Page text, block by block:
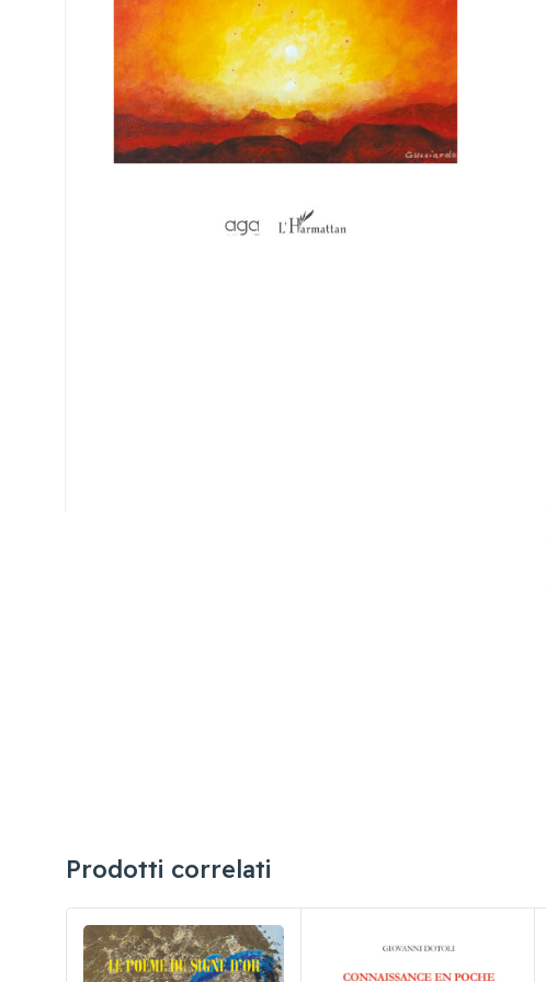
Prodotti correlati